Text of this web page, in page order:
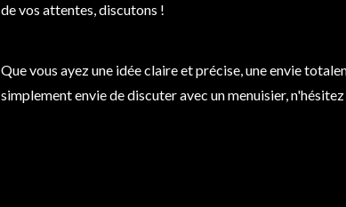
de vos attentes, discutons !
Que vous ayez une idée claire et précise, une envie
simplement envie de discuter avec un menuisier, n'hésitez